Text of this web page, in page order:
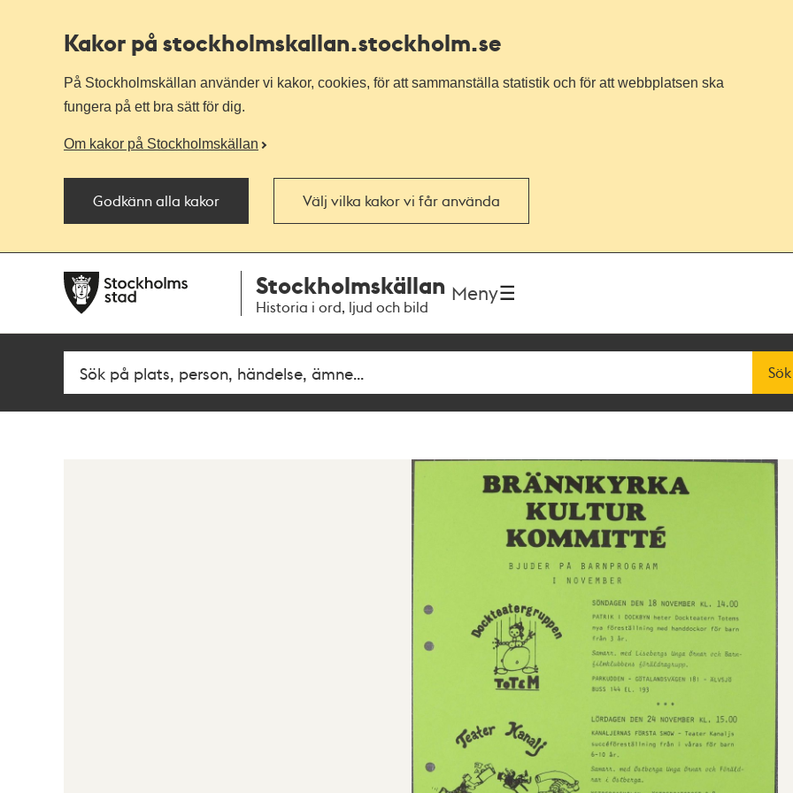
Kakor på stockholmskallan.stockholm.se
På Stockholmskällan använder vi kakor, cookies, för att sammanställa statistik och för att webbplatsen ska
fungera på ett bra sätt för dig.
Om kakor på Stockholmskällan
Godkänn alla kakor Välj vilka kakor vi får använda
navigationen
huvudinnehållet
Stockholmskällan
Historia i ord, ljud och bild
Meny
Fritextsök Sök